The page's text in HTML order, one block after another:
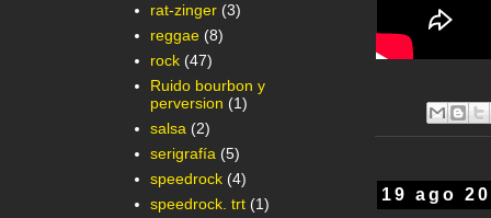
19 ago
rat-zinger (3)
reggae (8)
rock (47)
Ruido bourbon y
perversion (1)
salsa (2)
serigrafía (5)
speedrock (4)
speedrock. trt (1)